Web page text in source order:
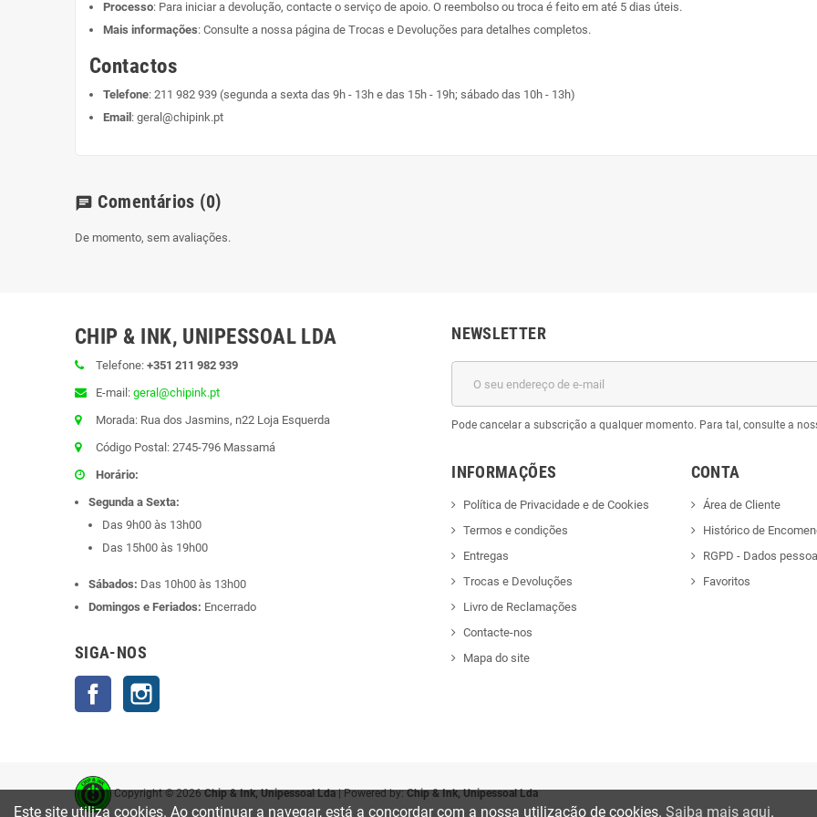
Processo: Para iniciar a devolução, contacte o serviço de apoio. O reembolso ou troca é feito em até 5 dias úteis.
Mais informações: Consulte a nossa página de Trocas e Devoluções para detalhes completos.
Contactos
Telefone: 211 982 939 (segunda a sexta das 9h - 13h e das 15h - 19h; sábado das 10h - 13h)
Email : geral@chipink.pt
chat Comentários (0)
De momento, sem avaliações.
CHIP & INK, UNIPESSOAL LDA
Telefone: +351 211 982 939
E-mail: geral@chipink.pt
Morada: Rua dos Jasmins, n22 Loja Esquerda
Código Postal: 2745-796 Massamá
Horário:
Segunda a Sexta:
Das 9h00 às 13h00
Das 15h00 às 19h00
Sábados: Das 10h00 às 13h00
Domingos e Feriados: Encerrado
SIGA-NOS
Facebook
NEWSLETTER
Pode cancelar a subscrição a qualquer momento. Para tal, consulte a
INFORMAÇÕES
Política de Privacidade e de Cookies
Termos e condições
Entregas
Trocas e Devoluções
Livro de Reclamações
Contacte-nos
Mapa do site
CONTA
Área de Cliente
Histórico de
RGPD - Dados
Favoritos
Copyright ©2026 Chip & Ink, Unipessoal Lda| Powered by:Chip & Ink, Unipessoal Lda
Este site utiliza cookies. Ao continuar a navegar, está a concordar com a nossa utilização de cookies. Saiba mais aqui.